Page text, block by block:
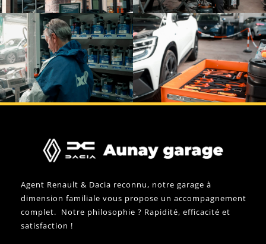
Agent Renault & Dacia reconnu, notre garage à
dimension familiale vous propose un accompagnement
complet. Notre philosophie ? Rapidité, efficacité et
satisfaction !